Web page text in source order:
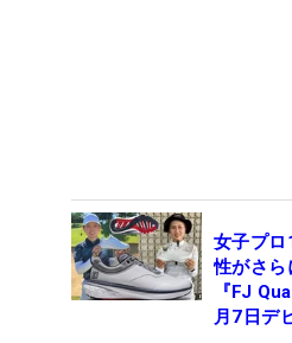
女子プロ
性がさら
『FJ
月7日デ